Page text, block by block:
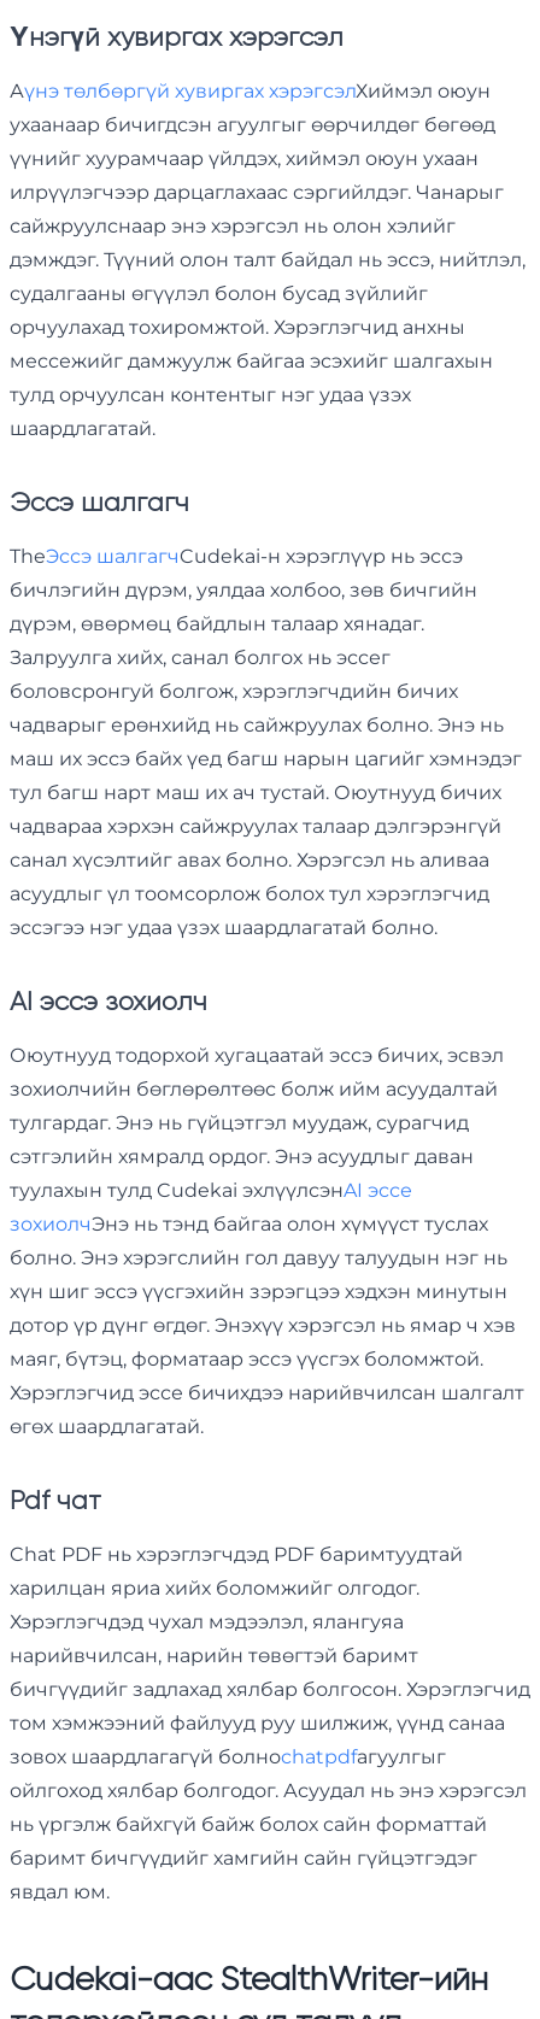
Үнэгүй хувиргах хэрэгсэл
Аүнэ төлбөргүй хувиргах хэрэгсэлХиймэл оюун
ухаанаар бичигдсэн агуулгыг өөрчилдөг бөгөөд
үүнийг хуурамчаар үйлдэх, хиймэл оюун ухаан
илрүүлэгчээр дарцаглахаас сэргийлдэг. Чанарыг
сайжруулснаар энэ хэрэгсэл нь олон хэлийг
дэмждэг. Түүний олон талт байдал нь эссэ, нийтлэл,
судалгааны өгүүлэл болон бусад зүйлийг
орчуулахад тохиромжтой. Хэрэглэгчид анхны
мессежийг дамжуулж байгаа эсэхийг шалгахын
тулд орчуулсан контентыг нэг удаа үзэх
шаардлагатай.
Эссэ шалгагч
TheЭссэ шалгагчCudekai-н хэрэглүүр нь эссэ
бичлэгийн дүрэм, уялдаа холбоо, зөв ​​бичгийн
дүрэм, өвөрмөц байдлын талаар хянадаг.
Залруулга хийх, санал болгох нь эссег
боловсронгуй болгож, хэрэглэгчдийн бичих
чадварыг ерөнхийд нь сайжруулах болно. Энэ нь
маш их эссэ байх үед багш нарын цагийг хэмнэдэг
тул багш нарт маш их ач тустай. Оюутнууд бичих
чадвараа хэрхэн сайжруулах талаар дэлгэрэнгүй
санал хүсэлтийг авах болно. Хэрэгсэл нь аливаа
асуудлыг үл тоомсорлож болох тул хэрэглэгчид
эссэгээ нэг удаа үзэх шаардлагатай болно.
AI эссэ зохиолч
Оюутнууд тодорхой хугацаатай эссэ бичих, эсвэл
зохиолчийн бөглөрөлтөөс болж ийм асуудалтай
тулгардаг. Энэ нь гүйцэтгэл муудаж, сурагчид
сэтгэлийн хямралд ордог. Энэ асуудлыг даван
туулахын тулд Cudekai эхлүүлсэнAI эссе
зохиолчЭнэ нь тэнд байгаа олон хүмүүст туслах
болно. Энэ хэрэгслийн гол давуу талуудын нэг нь
хүн шиг эссэ үүсгэхийн зэрэгцээ хэдхэн минутын
дотор үр дүнг өгдөг. Энэхүү хэрэгсэл нь ямар ч хэв
маяг, бүтэц, форматаар эссэ үүсгэх боломжтой.
Хэрэглэгчид эссе бичихдээ нарийвчилсан шалгалт
өгөх шаардлагатай.
Pdf чат
Chat PDF нь хэрэглэгчдэд PDF баримтуудтай
харилцан яриа хийх боломжийг олгодог.
Хэрэглэгчдэд чухал мэдээлэл, ялангуяа
нарийвчилсан, нарийн төвөгтэй баримт
бичгүүдийг задлахад хялбар болгосон. Хэрэглэгчид
том хэмжээний файлууд руу шилжиж, үүнд санаа
зовох шаардлагагүй болноchatpdfагуулгыг
ойлгоход хялбар болгодог. Асуудал нь энэ хэрэгсэл
нь үргэлж байхгүй байж болох сайн форматтай
баримт бичгүүдийг хамгийн сайн гүйцэтгэдэг
явдал юм.
Cudekai-аас StealthWriter-ийн